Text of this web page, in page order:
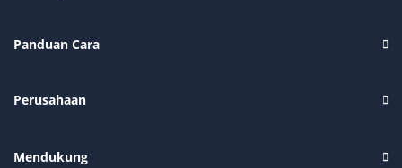
Panduan Cara
Perusahaan
Mendukung